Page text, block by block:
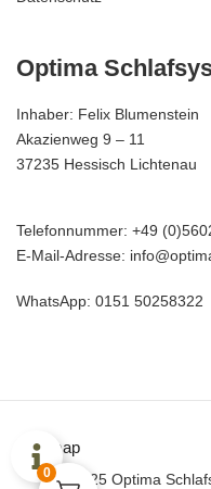
Optima
Inhaber: Felix Blumenstein
Akazienweg 9 – 11
37235 Hessisch Lichtenau
Telefonnummer: +49
E-Mail-Adresse:
WhatsApp: 0151 50258322
Sitemap
© 2025 Optima
0